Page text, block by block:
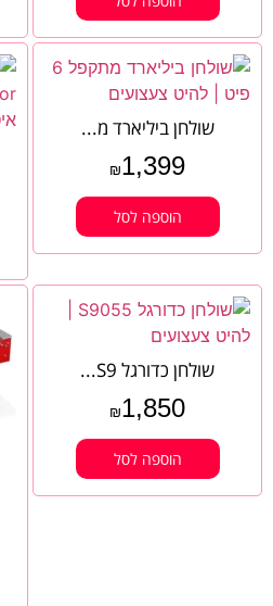
שולחן ביליארד מ...
₪1,399
הוספה לסל
שולחן כדורגל S9...
₪1,850
הוספה לסל